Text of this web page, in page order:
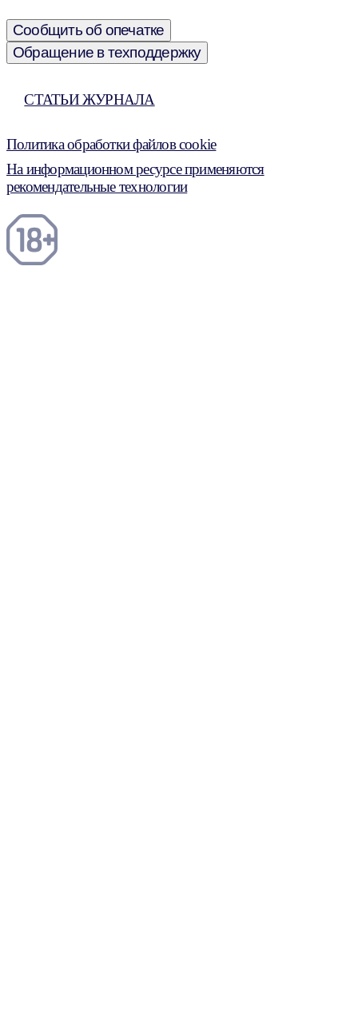
Сообщить об опечатке
Обращение в техподдержку
СТАТЬИ ЖУРНАЛА
Политика обработки файлов cookie
На информационном ресурсе применяются
рекомендательные технологии